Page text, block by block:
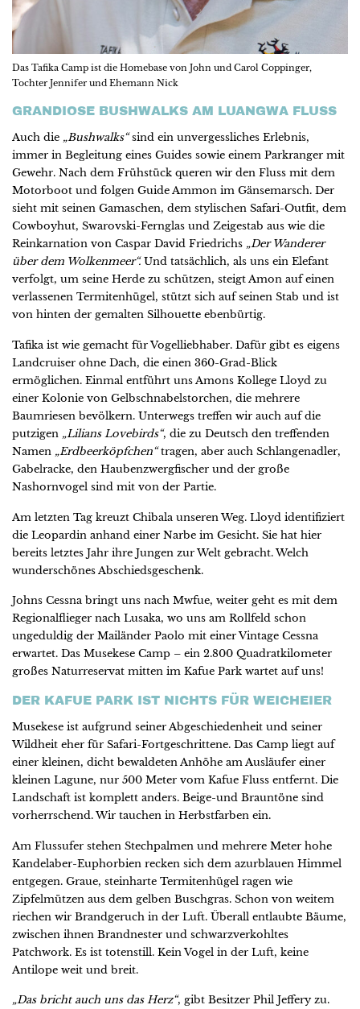
Das Tafika Camp ist die Homebase von John und Carol Coppinger,
Tochter Jennifer und Ehemann Nick
GRANDIOSE BUSHWALKS AM LUANGWA FLUSS
Auch die „Bushwalks“sind ein unvergessliches Erlebnis,
immer in Begleitung eines Guides sowie einem Parkranger mit
Gewehr. Nach dem Frühstück queren wir den Fluss mit dem
Motorboot und folgen Guide Ammon im Gänsemarsch. Der
sieht mit seinen Gamaschen, dem stylischen Safari-Outfit, dem
Cowboyhut, Swarovski-Fernglas und Zeigestab aus wie die
Reinkarnation von Caspar David Friedrichs „Der Wanderer
über dem Wolkenmeer“.Und tatsächlich, als uns ein Elefant
verfolgt, um seine Herde zu schützen, steigt Amon auf einen
verlassenen Termitenhügel, stützt sich auf seinen Stab und ist
von hinten der gemalten Silhouette ebenbürtig.
Tafika ist wie gemacht für Vogelliebhaber. Dafür gibt es eigens
Landcruiser ohne Dach, die einen 360-Grad-Blick
ermöglichen. Einmal entführt uns Amons Kollege Lloyd zu
einer Kolonie von Gelbschnabelstorchen, die mehrere
Baumriesen bevölkern. Unterwegs treffen wir auch auf die
putzigen „Lilians Lovebirds“, die zu Deutsch den treffenden
Namen „Erdbeerköpfchen“tragen, aber auch Schlangenadler,
Gabelracke, den Haubenzwergfischer und der große
Nashornvogel sind mit von der Partie.
Am letzten Tag kreuzt Chibala unseren Weg. Lloyd identifiziert
die Leopardin anhand einer Narbe im Gesicht. Sie hat hier
bereits letztes Jahr ihre Jungen zur Welt gebracht. Welch
wunderschönes Abschiedsgeschenk.
Johns Cessna bringt uns nach Mwfue, weiter geht es mit dem
Regionalflieger nach Lusaka, wo uns am Rollfeld schon
ungeduldig der Mailänder Paolo mit einer Vintage Cessna
erwartet. Das Musekese Camp – ein 2.800 Quadratkilometer
großes Naturreservat mitten im Kafue Park wartet auf uns!
DER KAFUE PARK IST NICHTS FÜR WEICHEIER
Musekese ist aufgrund seiner Abgeschiedenheit und seiner
Wildheit eher für Safari-Fortgeschrittene. Das Camp liegt auf
einer kleinen, dicht bewaldeten Anhöhe am Ausläufer einer
kleinen Lagune, nur 500 Meter vom Kafue Fluss entfernt. Die
Landschaft ist komplett anders. Beige-und Brauntöne sind
vorherrschend. Wir tauchen in Herbstfarben ein.
Am Flussufer stehen Stechpalmen und mehrere Meter hohe
Kandelaber-Euphorbien recken sich dem azurblauen Himmel
entgegen. Graue, steinharte Termitenhügel ragen wie
Zipfelmützen aus dem gelben Buschgras. Schon von weitem
riechen wir Brandgeruch in der Luft. Überall entlaubte Bäume,
zwischen ihnen Brandnester und schwarzverkohltes
Patchwork. Es ist totenstill. Kein Vogel in der Luft, keine
Antilope weit und breit.
„Das bricht auch uns das Herz“, gibt Besitzer Phil Jeffery zu.